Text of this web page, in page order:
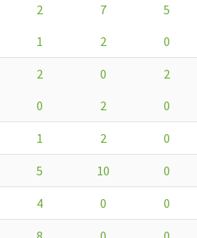
2 7 5
1 2 0
2 0 2
0 2 0
1 2 0
5 10 0
4 0 0